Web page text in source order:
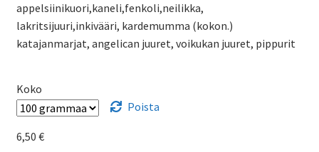
appelsiinikuori,kaneli,fenkoli,neilikka,
lakritsijuuri,inkivääri, kardemumma (kokon.)
katajanmarjat, angelican juuret, voikukan juuret, pippurit
Koko
Poista
6,50 €